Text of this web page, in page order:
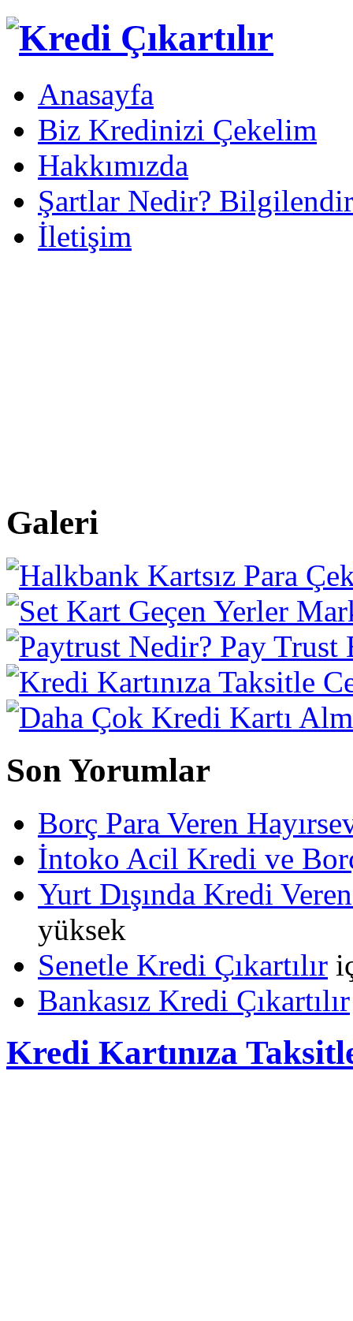
Anasayfa
Biz Kredinizi Çekelim
Hakkımızda
Şartlar Nedir?
İletişim
Galeri
Son Yorumlar
Borç Para Veren
İntoko Acil Kredi ve
Yurt Dışında Kredi
yüksek
Senetle Kredi Çıkartılır
Bankasız Kredi Çıkartılır
Kredi Kartınıza